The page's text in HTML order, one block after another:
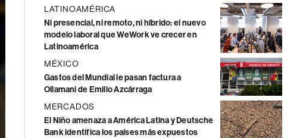
LATINOAMÉRICA
Ni presencial, ni remoto, ni híbrido: el nuevo
modelo laboral que WeWork ve crecer en
Latinoamérica
MÉXICO
Gastos del Mundial le pasan factura a
Ollamani de Emilio Azcárraga
MERCADOS
El Niño amenaza a América Latina y Deutsche
Bank identifica los países más expuestos